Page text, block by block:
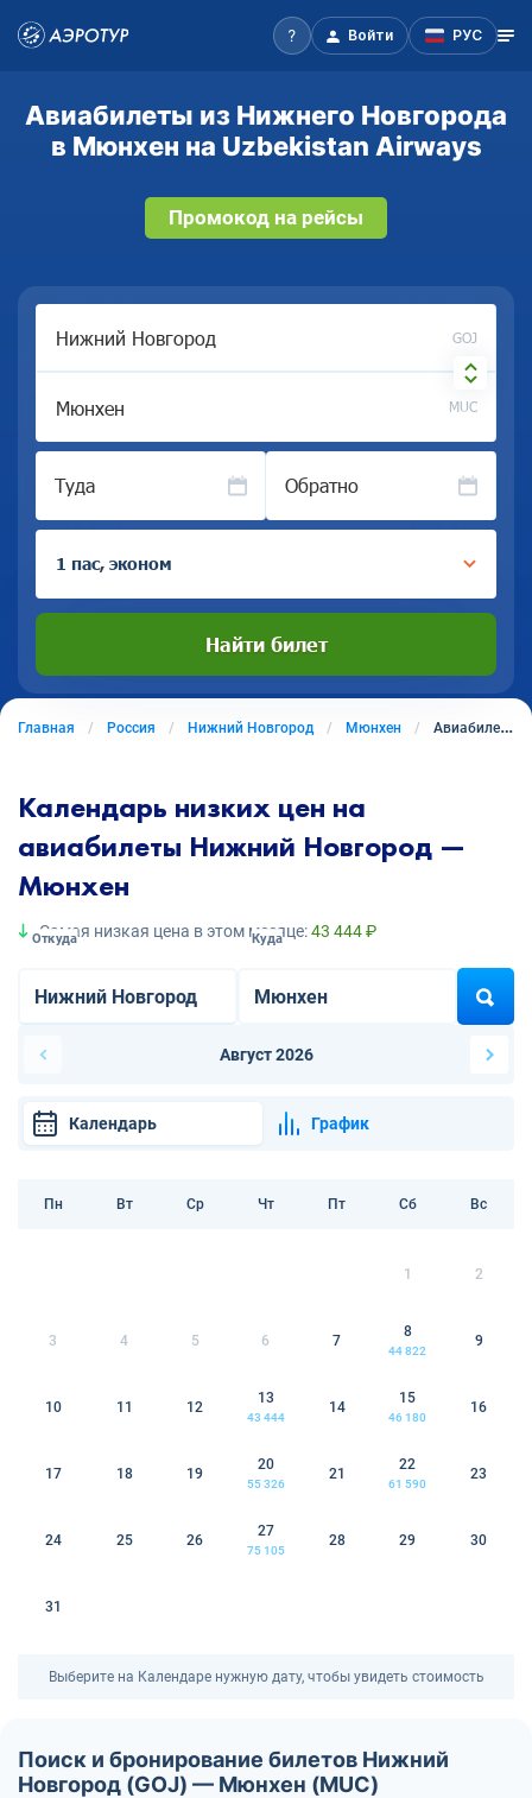
Войти РУС
Авиабилеты из Нижнего Новгорода
в Мюнхен на Uzbekistan Airways
Промокод на рейсы
GOJ
MUC
Туда Обратно
1 пас, эконом
Найти билет
Главная Россия Нижний Новгород Мюнхен Авиабилеты из Нижнего Новгорода в Мюнхен
Календарь низких цен на
авиабилеты Нижний Новгород —
Мюнхен
Самая низкая цена в этом месяце:43 444 ₽
Откуда Куда
Август 2026
Календарь График
Пн Вт Ср Чт Пт Сб Вс
1 2
3 4 5 6 7
8
44 822
9
10 11 12
13
43 444
14
15
46 180
16
17 18 19
20
55 326
21
22
61 590
23
24 25 26
27
75 105
28 29 30
31
Выберите на Календаре нужную дату, чтобы увидеть стоимость
Поиск и бронирование билетов Нижний
Новгород (GOJ) — Мюнхен (MUC)